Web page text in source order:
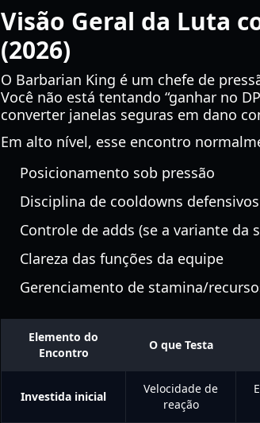
Visão Geral da Luta
(2026)
O Barbarian King é um chefe de
Você não está tentando “ganhar no
converter janelas seguras em dano
Em alto nível, esse encontro
Posicionamento sob pressão
Disciplina de cooldowns defensivos
Controle de adds (se a variante da
Clareza das funções da equipe
Gerenciamento de stamina/
Elemento do
Encontro
O que Testa
Investida inicial
Velocidade de
reação